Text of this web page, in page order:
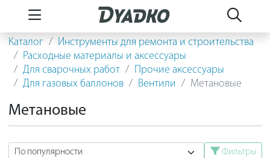
Каталог
Инструменты для ремонта и строительства
Расходные материалы и аксессуары
Для сварочных работ
Прочие аксессуары
Для газовых баллонов
Вентили Метановые
Метановые
Фильтры